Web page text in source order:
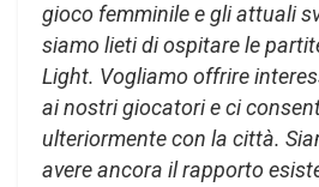
gioco femminile e gli attuali
siamo lieti di ospitare le
Light. Vogliamo offrire
ai nostri giocatori e ci
ulteriormente con la città.
avere ancora il rapporto